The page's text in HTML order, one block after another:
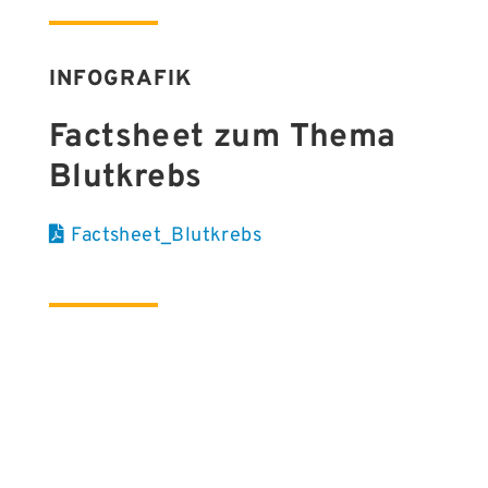
INFOGRAFIK
Factsheet zum Thema
Blutkrebs
Factsheet_Blutkrebs